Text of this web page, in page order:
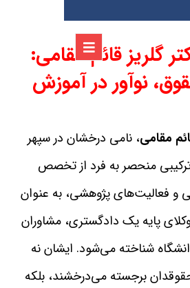
گلریز قائم‌ مقامی:
نوآور در آموزش
مقامی، نامی درخشان در سپهر
ترکیبی منحصر به فرد از تخصص
و فعالیت‌های پژوهشی، به عنوان
پایه یک دادگستری، مشاوران
شناخته می‌شود. ایشان نه
برجسته می‌درخشند، بلکه